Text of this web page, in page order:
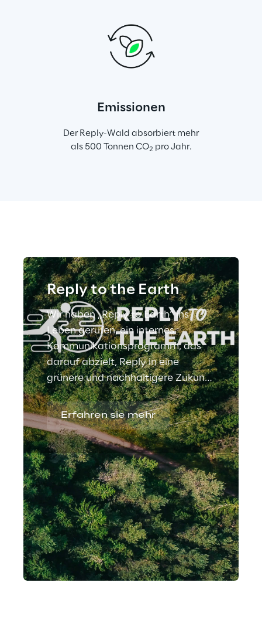
Emissionen
Der Reply-Wald absorbiert mehr
als 500 Tonnen CO2 pro Jahr.
Reply to the Earth
Wir haben „Reply to Earth“ ins
Leben gerufen, ein internes
Kommunikationsprogramm, das
darauf abzielt, Reply in eine
grünere und nachhaltigere Zukunft
zu führen .
Erfahren sie mehr